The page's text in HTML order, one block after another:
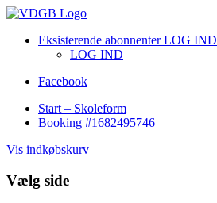
Eksisterende abonnenter LOG IND
LOG IND
Facebook
Start – Skoleform
Booking #1682495746
Vis indkøbskurv
Vælg side